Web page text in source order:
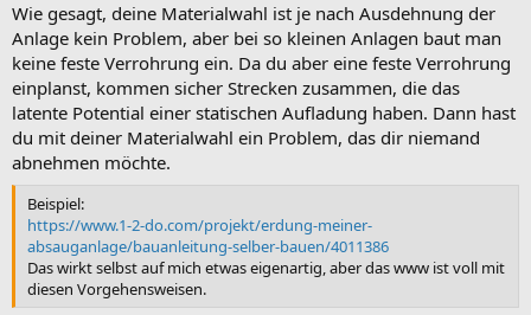
Wie gesagt, deine Materialwahl ist je nach Ausdehnung der
Anlage kein Problem, aber bei so kleinen Anlagen baut man
keine feste Verrohrung ein. Da du aber eine feste Verrohrung
einplanst, kommen sicher Strecken zusammen, die das
latente Potential einer statischen Aufladung haben. Dann hast
du mit deiner Materialwahl ein Problem, das dir niemand
abnehmen möchte.
Beispiel:
https://www.1-2-do.com/projekt/erdung-meiner-
absauganlage/bauanleitung-selber-bauen/4011386
Das wirkt selbst auf mich etwas eigenartig, aber das www ist voll mit
diesen Vorgehensweisen.